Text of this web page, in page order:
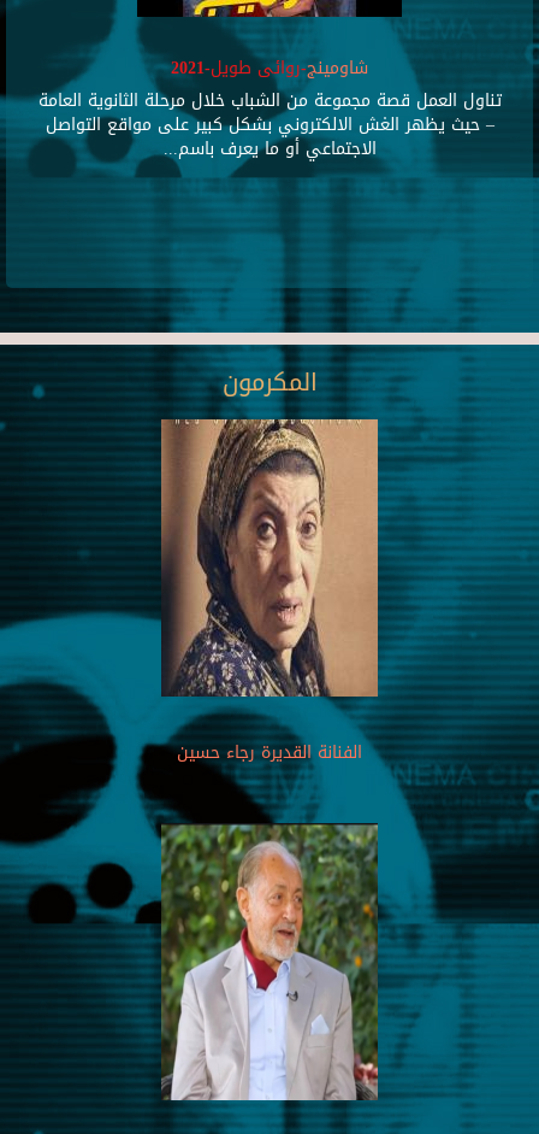
شاومينج-روائى طويل-2021
تناول العمل قصة مجموعة من الشباب خلال مرحلة الثانوية العامة
– حيث يظهر الغش الالكتروني بشكل كبير على مواقع التواصل
الاجتماعي أو ما يعرف باسم...
المكرمون
الفنانة القديرة رجاء حسين